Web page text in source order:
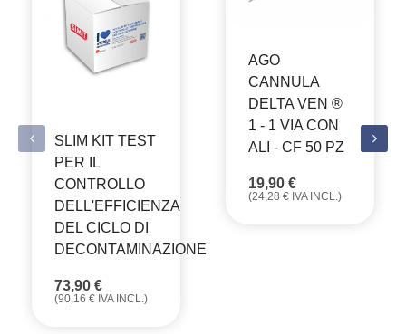
SLIM KIT TEST
PER IL
CONTROLLO
DELL'EFFICIENZA
DEL CICLO DI
DECONTAMINAZIONE
73,90 €
(90,16 € IVA INCL.)
AGO
CANNULA
DELTA VEN ®
1 - 1 VIA CON
ALI - CF 50 PZ
19,90 €
(24,28 € IVA INCL.)